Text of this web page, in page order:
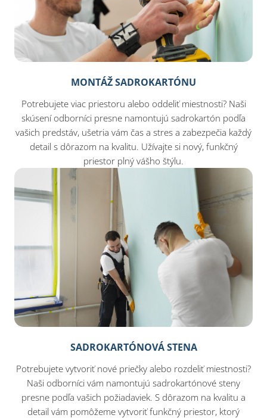
MONTÁŽ SADROKARTÓNU
Potrebujete viac priestoru alebo oddeliť miestnosti? Naši
skúsení odborníci presne namontujú sadrokartón podľa
vašich predstáv, ušetria vám čas a stres a zabezpečia každý
detail s dôrazom na kvalitu. Užívajte si nový, funkčný
priestor plný vášho štýlu.
SADROKARTÓNOVÁ STENA
Potrebujete vytvoriť nové priečky alebo rozdeliť miestnosti?
Naši odborníci vám namontujú sadrokartónové steny
presne podľa vašich požiadaviek. S dôrazom na kvalitu a
detail vám pomôžeme vytvoriť funkčný priestor, ktorý